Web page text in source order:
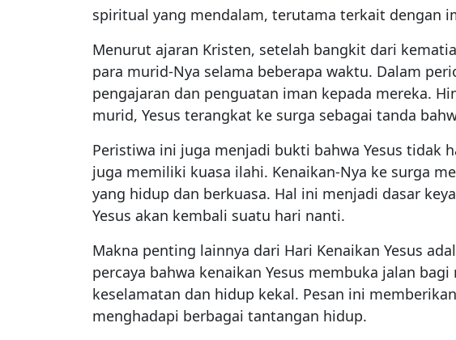
spiritual yang mendalam, terutama terkait dengan
Menurut ajaran Kristen, setelah bangkit dari
para murid-Nya selama beberapa waktu. Dalam
pengajaran dan penguatan iman kepada mereka.
murid, Yesus terangkat ke surga sebagai tanda
Peristiwa ini juga menjadi bukti bahwa Yesus tidak
juga memiliki kuasa ilahi. Kenaikan-Nya ke surga
yang hidup dan berkuasa. Hal ini menjadi dasar
Yesus akan kembali suatu hari nanti.
Makna penting lainnya dari Hari Kenaikan Yesus
percaya bahwa kenaikan Yesus membuka jalan
keselamatan dan hidup kekal. Pesan ini
menghadapi berbagai tantangan hidup.